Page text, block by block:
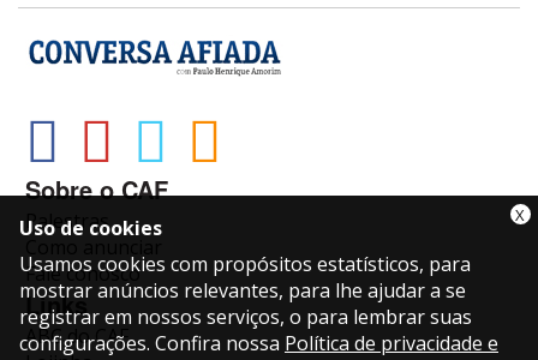
Sobre o CAF
Palestras
Fale conosco
Links
ABC do CAF
X
Uso de cookies
Usamos cookies com propósitos estatísticos, para
mostrar anúncios relevantes, para lhe ajudar a se
registrar em nossos serviços, o para lembrar suas
configurações. Confira nossa Política de privacidade e